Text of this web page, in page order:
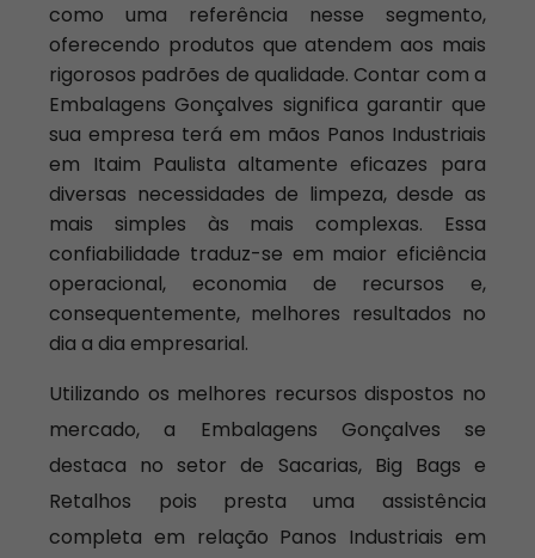
como uma referência nesse segmento,
oferecendo produtos que atendem aos mais
rigorosos padrões de qualidade. Contar com a
Embalagens Gonçalves significa garantir que
sua empresa terá em mãos Panos Industriais
em Itaim Paulista altamente eficazes para
diversas necessidades de limpeza, desde as
mais simples às mais complexas. Essa
confiabilidade traduz-se em maior eficiência
operacional, economia de recursos e,
consequentemente, melhores resultados no
dia a dia empresarial.
Utilizando os melhores recursos dispostos no
mercado, a Embalagens Gonçalves se
destaca no setor de Sacarias, Big Bags e
Retalhos pois presta uma assistência
completa em relação Panos Industriais em